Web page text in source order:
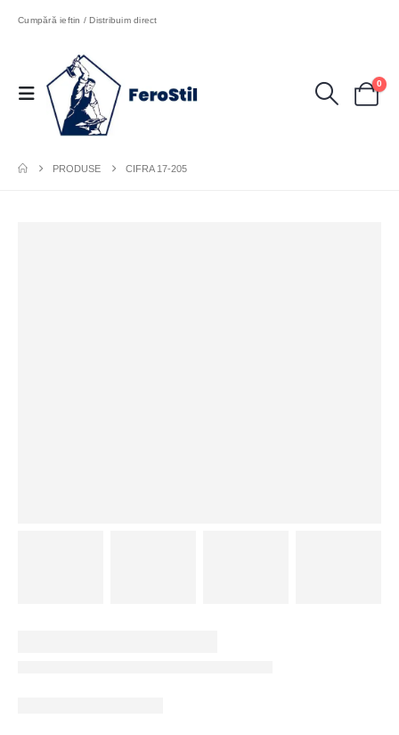
Cumpără ieftin / Distribuim direct
0
PRODUSE CIFRA 17-205